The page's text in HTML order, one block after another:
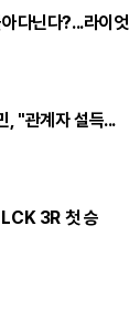
다닌다?...라이엇
, "관계자 설득...
3R 첫 승